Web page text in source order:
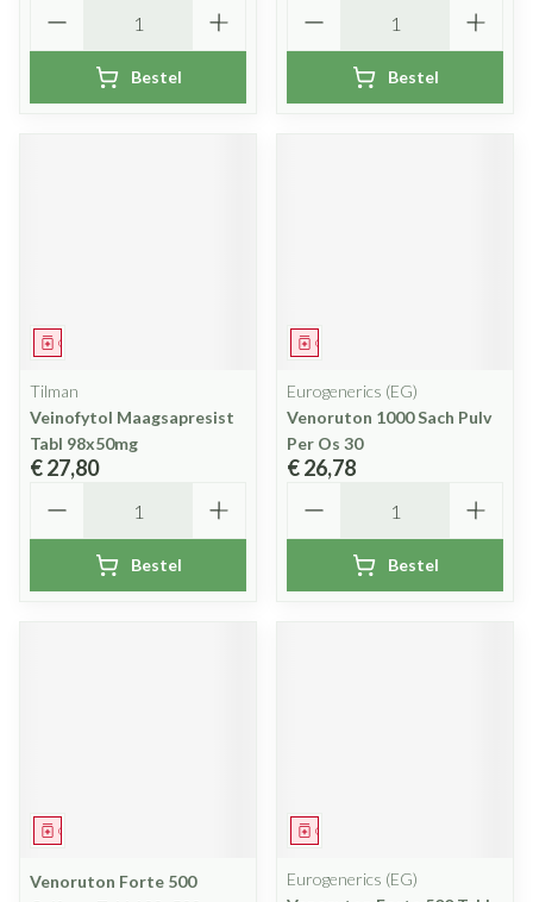
Bestel Bestel
Geneesmiddel
Tilman
Veinofytol Maagsapresist
Tabl 98x50mg
€ 27,80
Bestel
Geneesmiddel
Eurogenerics (EG)
Venoruton 1000 Sach Pulv
Per Os 30
€ 26,78
Bestel
Geneesmiddel
Venoruton Forte 500
Geneesmiddel
Eurogenerics (EG)